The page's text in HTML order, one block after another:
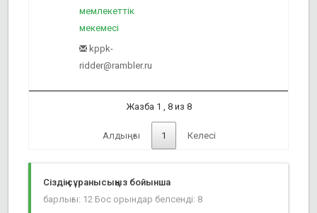
мемлекеттік
мекемесі
kppk-
ridder@rambler.ru
Жазба 1 , 8 из 8
Алдыңғы 1 Келесі
Сіздің сұранысыңыз бойынша
барлығы: 12 Бос орындар белсенді: 8